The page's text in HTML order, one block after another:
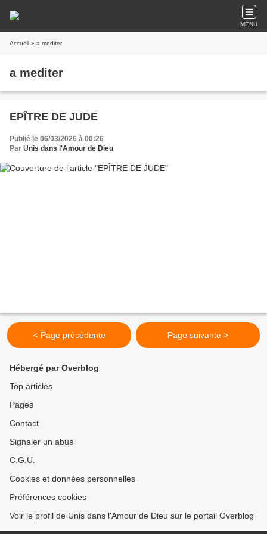
MENU
Accueil » a mediter
a mediter
EPÎTRE DE JUDE
Publié le 06/03/2026 à 00:26
Par Unis dans l'Amour de Dieu
< Page précédente Page suivante >
Hébergé par Overblog
Top articles
Pages
Contact
Signaler un abus
C.G.U.
Cookies et données personnelles
Préférences cookies
Voir le profil de Unis dans l'Amour de Dieu sur le portail Overblog